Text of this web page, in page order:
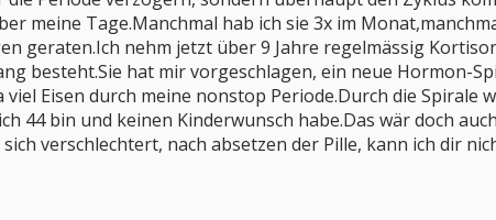
meine Tage.Manchmal hab ich sie 3x im
geraten.Ich nehm jetzt über 9 Jahre regelmässig
besteht.Sie hat mir vorgeschlagen, ein neue Hormon-
viel Eisen durch meine nonstop Periode.Durch die
44 bin und keinen Kinderwunsch habe.Das wär doch
verschlechtert, nach absetzen der Pille, kann ich dir